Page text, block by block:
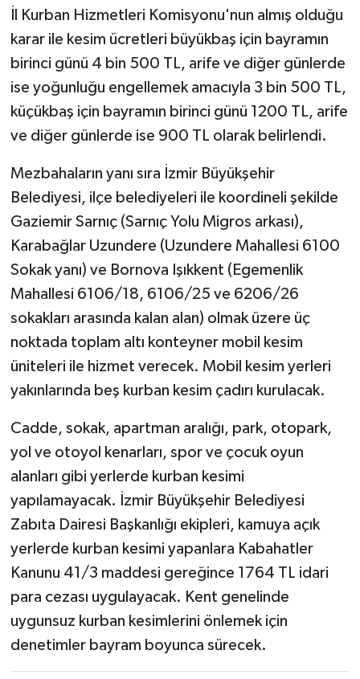
İl Kurban Hizmetleri Komisyonu'nun almış olduğu
karar ile kesim ücretleri büyükbaş için bayramın
birinci günü 4 bin 500 TL, arife ve diğer günlerde
ise yoğunluğu engellemek amacıyla 3 bin 500 TL,
küçükbaş için bayramın birinci günü 1200 TL, arife
ve diğer günlerde ise 900 TL olarak belirlendi.
Mezbahaların yanı sıra İzmir Büyükşehir
Belediyesi, ilçe belediyeleri ile koordineli şekilde
Gaziemir Sarnıç (Sarnıç Yolu Migros arkası),
Karabağlar Uzundere (Uzundere Mahallesi 6100
Sokak yanı) ve Bornova Işıkkent (Egemenlik
Mahallesi 6106/18, 6106/25 ve 6206/26
sokakları arasında kalan alan) olmak üzere üç
noktada toplam altı konteyner mobil kesim
üniteleri ile hizmet verecek. Mobil kesim yerleri
yakınlarında beş kurban kesim çadırı kurulacak.
Cadde, sokak, apartman aralığı, park, otopark,
yol ve otoyol kenarları, spor ve çocuk oyun
alanları gibi yerlerde kurban kesimi
yapılamayacak. İzmir Büyükşehir Belediyesi
Zabıta Dairesi Başkanlığı ekipleri, kamuya açık
yerlerde kurban kesimi yapanlara Kabahatler
Kanunu 41/3 maddesi gereğince 1764 TL idari
para cezası uygulayacak. Kent genelinde
uygunsuz kurban kesimlerini önlemek için
denetimler bayram boyunca sürecek.